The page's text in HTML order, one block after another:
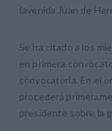
(avenida Juan de
Se ha citado a los
en primera
convocatoria. En el
procederá
presidente sobre la